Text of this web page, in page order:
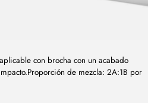
con brocha con un acabado
de mezcla: 2A:1B por